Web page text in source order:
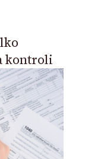
kontroli